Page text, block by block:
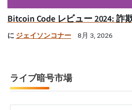
Bitcoin Code レビュー 2024: 詐
に ジェイソンコナー 8月 3, 2026
ライブ暗号市場